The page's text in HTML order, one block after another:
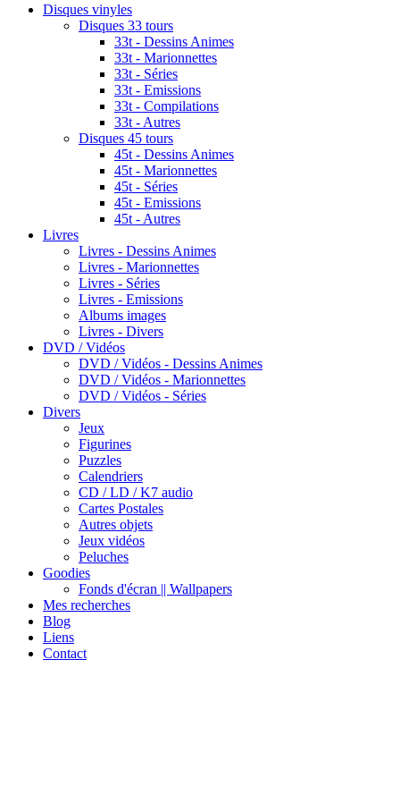
Disques vinyles
Disques 33 tours
33t - Dessins Animes
33t - Marionnettes
33t - Séries
33t - Emissions
33t - Compilations
33t - Autres
Disques 45 tours
45t - Dessins Animes
45t - Marionnettes
45t - Séries
45t - Emissions
45t - Autres
Livres
Livres - Dessins Animes
Livres - Marionnettes
Livres - Séries
Livres - Emissions
Albums images
Livres - Divers
DVD / Vidéos
DVD / Vidéos - Dessins Animes
DVD / Vidéos - Marionnettes
DVD / Vidéos - Séries
Divers
Jeux
Figurines
Puzzles
Calendriers
CD / LD / K7 audio
Cartes Postales
Autres objets
Jeux vidéos
Peluches
Goodies
Fonds d'écran || Wallpapers
Mes recherches
Blog
Liens
Contact